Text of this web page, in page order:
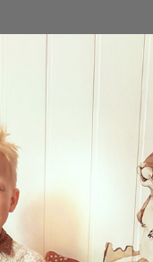
Ekte
Merk ditt